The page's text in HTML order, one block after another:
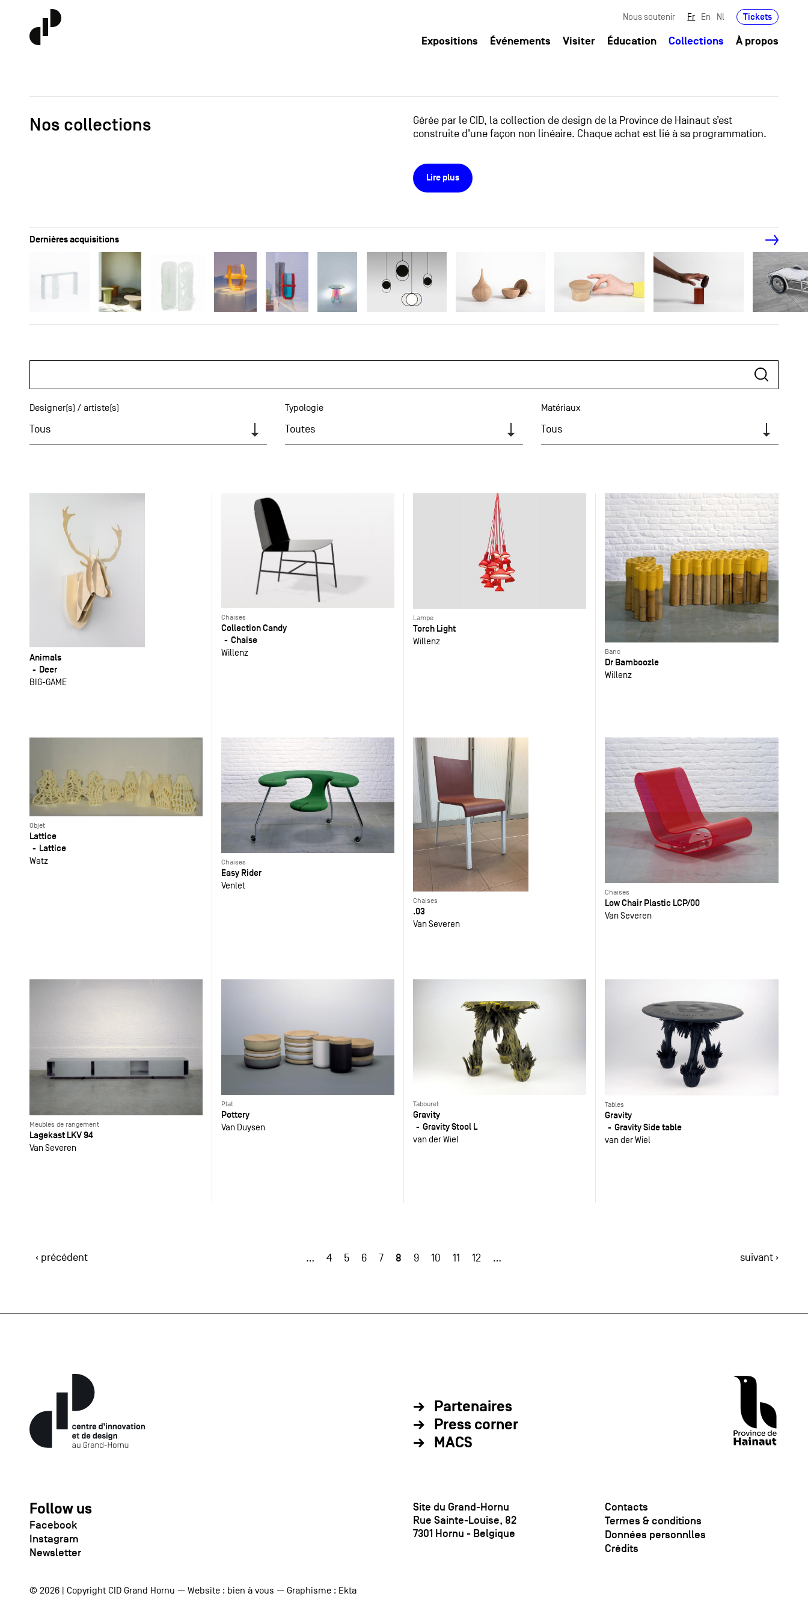
Nous soutenir Fr En Nl Tickets
Expositions Événements Visiter Éducation Collections À propos
Nos collections
Gérée par le CID, la collection de design de la Province de Hainaut s’est
construite d’une façon non linéaire. Chaque achat est lié à sa programmation.
Lire plus
Dernières acquisitions
Designer(s) / artiste(s)
Tous
Typologie
Toutes
Matériaux
Tous
Animals
Deer
BIG-GAME
Chaises
Collection Candy
Chaise
Willenz
Lampe
Torch Light
Willenz
Banc
Dr Bamboozle
Willenz
Objet
Lattice
Lattice
Watz Chaises
Easy Rider
Venlet
Chaises
.03
Van Severen
Chaises
Low Chair Plastic LCP/00
Van Severen
Meubles de rangement
Lagekast LKV 94
Van Severen
Plat
Pottery
Van Duysen
Tabouret
Gravity
Gravity Stool L
van der Wiel
Tables
Gravity
Gravity Side table
van der Wiel
‹ précédent … 4 5 6 7 8 9 10 11 12 … suivant ›
Partenaires
Press corner
MACS
Follow us
Facebook
Instagram
Newsletter
Site du Grand-Hornu
Rue Sainte-Louise, 82
7301 Hornu - Belgique
Contacts
Termes & conditions
Données personnlles
Crédits
© 2026 | Copyright CID Grand Hornu — Website : bien à vous — Graphisme : Ekta